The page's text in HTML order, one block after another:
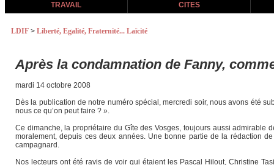
TRAVAIL
CITES
LDIF > Liberté, Egalité, Fraternité... Laïcité
Après la condamnation de Fanny,
mardi 14 octobre 2008
Dès la publication de notre numéro spécial, mercredi soir, nous avons été
nous ce qu’on peut faire ? ».
Ce dimanche, la propriétaire du Gîte des Vosges, toujours aussi admirable
moralement, depuis ces deux années. Une bonne partie de la rédaction
campagnard.
Nos lecteurs ont été ravis de voir qui étaient les Pascal Hilout, Christine